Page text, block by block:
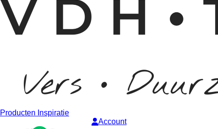
Producten Inspiratie
Account